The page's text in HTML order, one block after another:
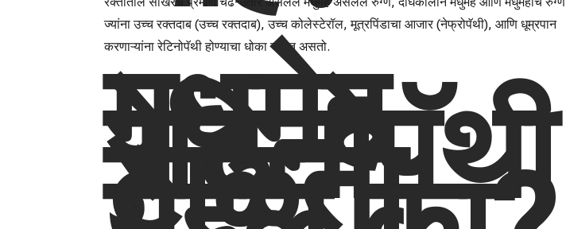
ज्यांना उच्च रक्तदाब (उच्च रक्तदाब), उच्च कोलेस्टेरॉल, मूत्रपिंडाचा आजार (नेफ्रोपॅथी), आणि धूम्रपान
करणाऱ्यांना रेटिनोपॅथी होण्याचा धोका जास्त असतो.
मधुमेह
रेटिनोपॅथी
टाळता